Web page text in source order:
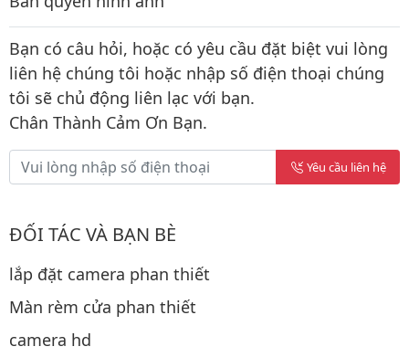
Bạn có câu hỏi, hoặc có yêu cầu đặt biệt vui lòng
liên hệ chúng tôi hoặc nhập số điện thoại chúng
tôi sẽ chủ động liên lạc với bạn.
Chân Thành Cảm Ơn Bạn.
Yêu cầu liên hệ
ĐỐI TÁC VÀ BẠN BÈ
lắp đặt camera phan thiết
Màn rèm cửa phan thiết
camera hd